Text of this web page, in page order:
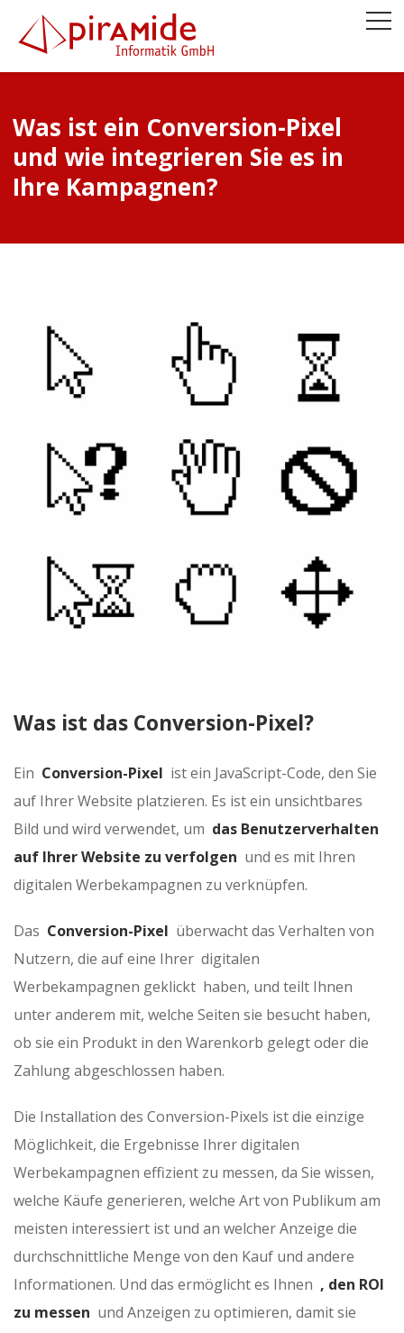
Was ist ein Conversion-Pixel
und wie integrieren Sie es in
Ihre Kampagnen?
Was ist das Conversion-Pixel?
Ein Conversion-Pixel ist ein JavaScript-Code, den Sie
auf Ihrer Website platzieren. Es ist ein unsichtbares
Bild und wird verwendet, um das Benutzerverhalten
auf Ihrer Website zu verfolgen und es mit Ihren
digitalen Werbekampagnen zu verknüpfen.
Das Conversion-Pixel überwacht das Verhalten von
Nutzern, die auf eine Ihrer digitalen
Werbekampagnen geklickt haben, und teilt Ihnen
unter anderem mit, welche Seiten sie besucht haben,
ob sie ein Produkt in den Warenkorb gelegt oder die
Zahlung abgeschlossen haben.
Die Installation des Conversion-Pixels ist die einzige
Möglichkeit, die Ergebnisse Ihrer digitalen
Werbekampagnen effizient zu messen, da Sie wissen,
welche Käufe generieren, welche Art von Publikum am
meisten interessiert ist und an welcher Anzeige die
durchschnittliche Menge von den Kauf und andere
Informationen. Und das ermöglicht es Ihnen , den ROI
zu messen und Anzeigen zu optimieren, damit sie